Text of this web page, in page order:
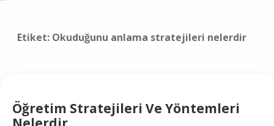
Etiket: Okuduğunu anlama stratejileri nelerdir
Öğretim Stratejileri Ve Yöntemleri